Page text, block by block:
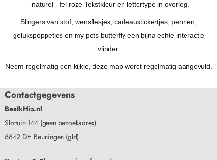
- naturel - fel roze Tekstkleur en lettertype in overleg.
Slingers van stof, wensflesjes, cadeaustickertjes, pennen,
gelukspoppetjes en my pets butterfly een bijna echte interactie
vlinder.
Neem regelmatig een kijkje, deze map wordt regelmatig aangevuld.
Contactgegevens
BenIkHip.nl
Slottuin 144 (geen bezoekadres)
6642 DH Beuningen (gld)